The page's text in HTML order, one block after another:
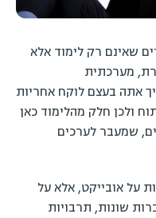
שאינם רק לימוד אלא
מערכתית
אתה בעצם לוקח אחריות
ולכן חלק מהלימוד כאן
שמעבר לערכים
על אובייקט, אלא על
שונות, תרבויות